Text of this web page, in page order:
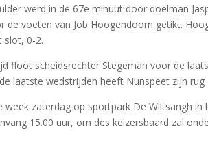
werd in de 67e minuut door doelman
de voeten van Job Hoogendoorn getikt.
slot, 0-2.
floot scheidsrechter Stegeman voor de
laatste wedstrijden heeft Nunspeet zijn
week zaterdag op sportpark De Wiltsangh
15.00 uur, om des keizersbaard zal